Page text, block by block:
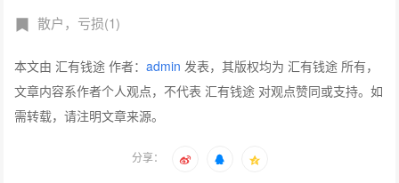
散户，亏损(1)
本文由 汇有钱途 作者：admin 发表，其版权均为 汇有钱途 所有，
文章内容系作者个人观点，不代表 汇有钱途 对观点赞同或支持。如
需转载，请注明文章来源。
分享：